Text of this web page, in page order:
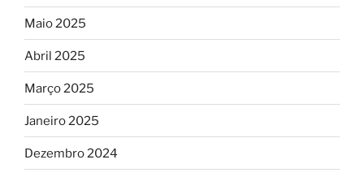
Maio 2025
Abril 2025
Março 2025
Janeiro 2025
Dezembro 2024